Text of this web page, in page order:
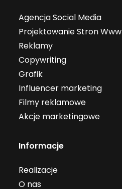
Agencja Social Media
Projektowanie Stron Www
Reklamy
Copywriting
Grafik
Influencer marketing
Filmy reklamowe
Akcje marketingowe
Informacje
Realizacje
O nas